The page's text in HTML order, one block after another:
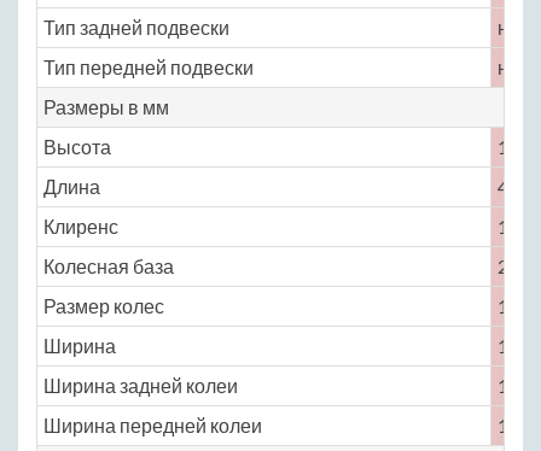
Тип задней подвески
Тип передней подвески
Размеры в мм
Высота
1293
Длина
4689
Клиренс
117
Колесная база
2800
Размер колес
195
Ширина
1942
Ширина задней колеи
1721
Ширина передней колеи
1644